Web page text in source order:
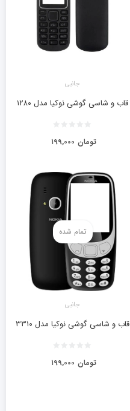
جانبی
قاب و شاسی گوشی نوکیا مدل ۱۲۸۰
۱۹۹,۰۰۰ تومان
تمام شده
جانبی
قاب و شاسی گوشی نوکیا مدل ۳۳۱۰
۱۹۹,۰۰۰ تومان